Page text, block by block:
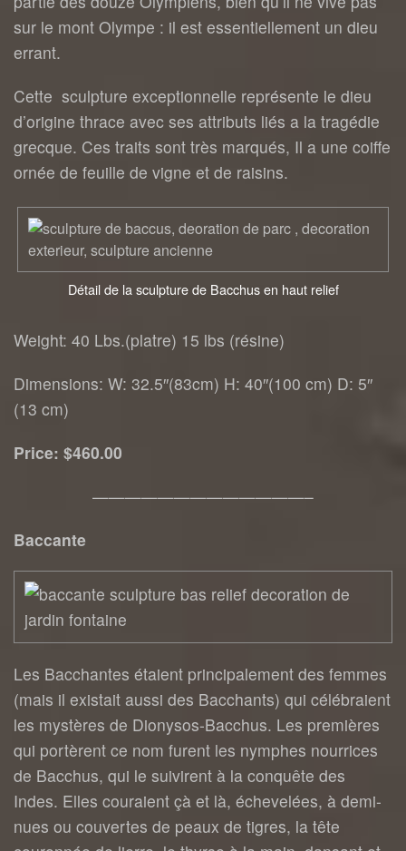
sur le mont Olympe : il est essentiellement un dieu
errant.
Cette sculpture exceptionnelle représente le dieu
d’origine thrace avec ses attributs liés a la tragédie
grecque. Ces traits sont très marqués, Il a une coiffe
ornée de feuille de vigne et de raisins.
Détail de la sculpture de Bacchus en haut relief
Weight: 40 Lbs.(platre) 15 lbs (résine)
Dimensions: W: 32.5″(83cm) H: 40″(100 cm) D: 5″
(13 cm)
Price: $460.00
—————————————–
Baccante
Les Bacchantes étaient principalement des femmes
(mais il existait aussi des Bacchants) qui célébraient
les mystères de Dionysos-Bacchus. Les premières
qui portèrent ce nom furent les nymphes nourrices
de Bacchus, qui le suivirent à la conquête des
Indes. Elles couraient çà et là, échevelées, à demi-
nues ou couvertes de peaux de tigres, la tête